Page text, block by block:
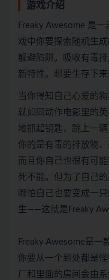
游戏介绍
Freaky Awesome 是
戏中你要探索随机生
躲避陷阱。吸收有毒
新特性。想要生存下
当你得知自己心爱的
就如同动作电影里的
地抓起钥匙，跳上一
你的是有毒的排放物
而且你自己也很有可
死不能。但为了自己
哪怕自己也要变成一
生——这就是Freaky
Freaky Awesome是
你要从一个到处都是
厂和里面的房间会由